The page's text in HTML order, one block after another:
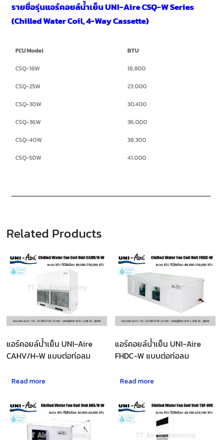
รายชื่อรุ่นแอร์คอยล์น้ำเย็น UNI-Aire CSQ-W Series
(Chilled Water Coil, 4-Way Cassette)
FCU Model
BTU
CSQ-18W
18,800
CSQ-25W
23,000
CSQ-30W
30,400
CSQ-36W
36,000
CSQ-40W
38,300
CSQ-50W
41,000
Related Products
แอร์คอยล์น้ำเย็น UNI-Aire
CAHV/H-W แบบต่อท่อลม
Read more
แอร์คอยล์น้ำเย็น UNI-Aire
FHDC-W แบบต่อท่อลม
Read more